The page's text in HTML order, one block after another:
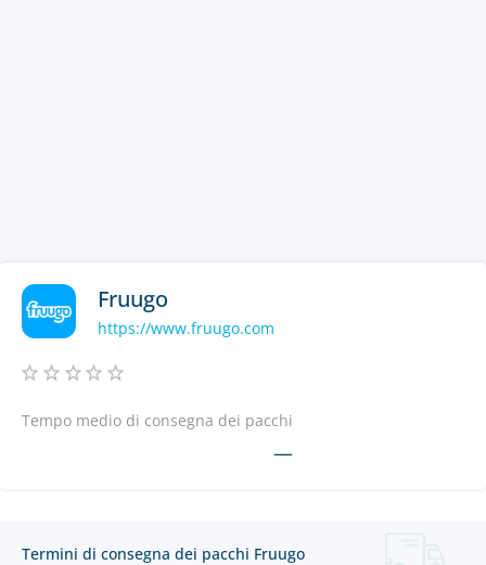
Fruugo
https://www.fruugo.com
Tempo medio di consegna dei pacchi
—
Termini di consegna dei pacchi Fruugo